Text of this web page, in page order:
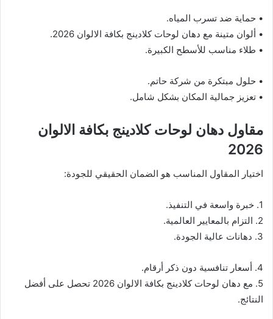
• حماية ضد تسرب المياه.
• ألوان متينة مع دهان لوحات كلادينج بكافة الالوان 2026.
• طلاء مناسب للأسطح الكبيرة.
• حلول مبتكرة من شركة حاتم.
• تعزيز جمالية المكان بشكل شامل.
مقاول دهان لوحات كلادينج بكافة الالوان
2026
اختيار المقاول المناسب هو الضمان الحقيقي للجودة:
1. خبرة واسعة في التنفيذ.
2. التزام بالمعايير العالمية.
3. دهانات عالية الجودة.
4. أسعار تنافسية دون ذكر أرقام.
5. مع دهان لوحات كلادينج بكافة الالوان 2026 تحصل على أفضل
النتائج.